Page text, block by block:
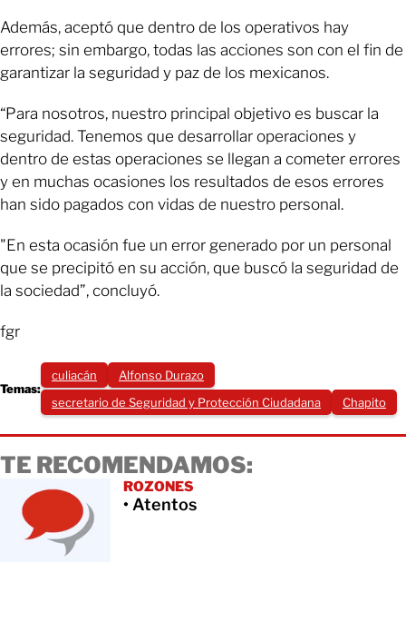
Además, aceptó que dentro de los operativos hay
errores; sin embargo, todas las acciones son con el fin de
garantizar la seguridad y paz de los mexicanos.
“Para nosotros, nuestro principal objetivo es buscar la
seguridad. Tenemos que desarrollar operaciones y
dentro de estas operaciones se llegan a cometer errores
y en muchas ocasiones los resultados de esos errores
han sido pagados con vidas de nuestro personal.
"En esta ocasión fue un error generado por un personal
que se precipitó en su acción, que buscó la seguridad de
la sociedad”, concluyó.
fgr
Temas:
culiacán
Alfonso Durazo
secretario de Seguridad y Protección Ciudadana
Chapito
TE RECOMENDAMOS:
ROZONES
• Atentos